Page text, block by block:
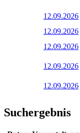
12.09.2026
12.09.2026
12.09.2026
12.09.2026
12.09.2026
Suchergebnis